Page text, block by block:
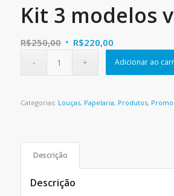
Kit 3 modelos
R$250,00 O
R$250,00.
R$220,00O
preço
R$220,00.
Adicionar ao
Categorias: Louças, Papelaria, Produtos,
Descrição
Descrição